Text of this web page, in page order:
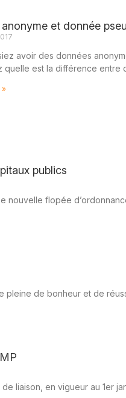
et donnée
avoir des données
quelle est la différence entre
publics
nouvelle flopée
pleine de bonheur et de
liaison, en vigueur au 1er